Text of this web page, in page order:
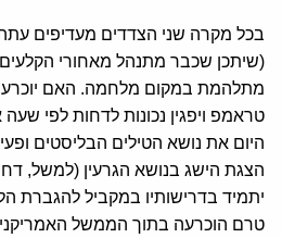
בכל מקרה שני הצדדים מעדיפים
(שיתכן שכבר מתנהל מאחורי
מתלהמת במקום מלחמה. האם
טראמפ ויפגין נכונות לדחות לפי
היום את נושא הטילים הבליסטים
הצגת הישג בנושא הגרעין (למשל,
יתמיד בדרישותיו במקביל להגברת
טרם הוכרעה בתוך הממשל